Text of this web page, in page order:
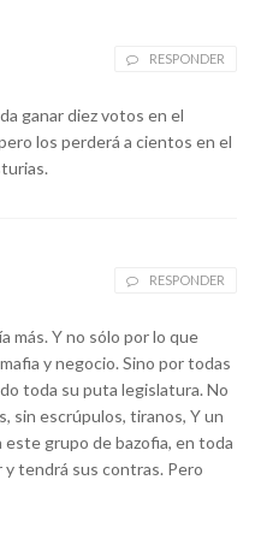
RESPONDER
ganar diez votos en el
los perderá a cientos en el
RESPONDER
más. Y no sólo por lo que
y negocio. Sino por todas
toda su puta legislatura. No
sin escrúpulos, tiranos, Y un
grupo de bazofia, en toda
y tendrá sus contras. Pero